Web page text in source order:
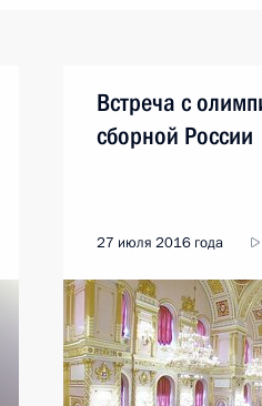
Встреча с
сборной России
27 июля 2016 года